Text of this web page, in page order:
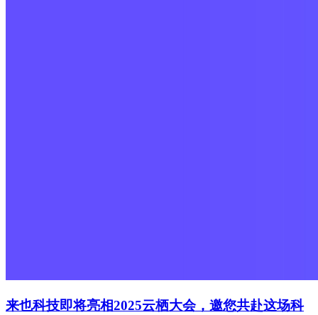
来也科技即将亮相2025云栖大会，邀您共赴这场科